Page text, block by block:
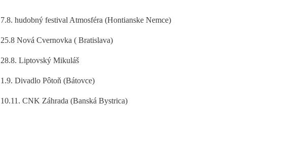
7.8. hudobný festival Atmosféra (Hontianske Nemce)
25.8 Nová Cvernovka ( Bratislava)
28.8. Liptovský Mikuláš
1.9. Divadlo Pôtoň (Bátovce)
10.11. CNK Záhrada (Banská Bystrica)